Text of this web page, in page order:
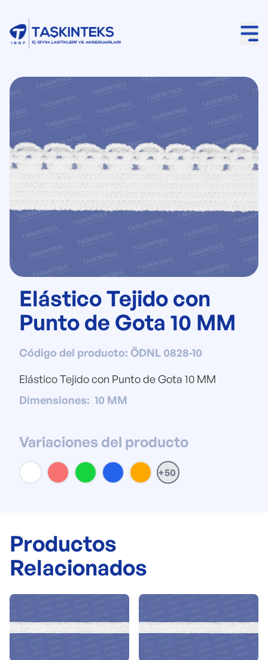
Elástico Tejido con
Punto de Gota 10 MM
Código del producto: ÖDNL 0828-10
Elástico Tejido con Punto de Gota 10 MM
Dimensiones: 10 MM
Variaciones del producto
+50
Productos
Relacionados